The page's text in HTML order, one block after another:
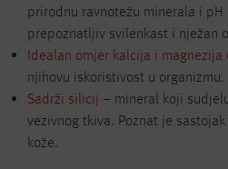
prirodnu ravnotežu minerala i pH
prepoznatljiv svilenkast i nježan
Idealan omjer kalcija i magnezija
njihovu iskoristivost u organizmu.
Sadrži silicij – mineral koji
vezivnog tkiva. Poznat je
kože.